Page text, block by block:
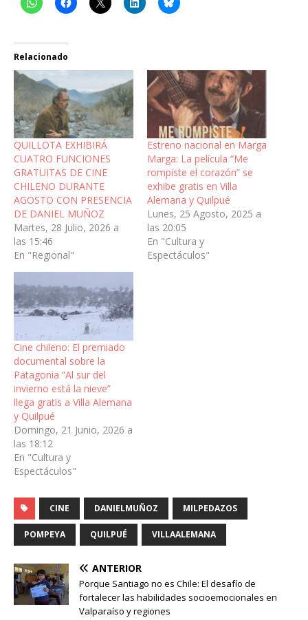
Relacionado
QUILLOTA EXHIBIRÁ
CUATRO FUNCIONES
GRATUITAS DE CINE
CHILENO DURANTE
AGOSTO CON PRESENCIA
DE DANIEL MUÑOZ
Martes, 28 Julio, 2026 a
las 15:46
En "Regional"
Estreno nacional en Marga
Marga: La película “Me
rompiste el corazón” se
exhibe gratis en Villa
Alemana y Quilpué
Lunes, 25 Agosto, 2025 a
las 20:05
En "Cultura y
Espectáculos"
Cine chileno: El premiado
documental sobre la
Patagonia “Al sur del
invierno está la nieve”
llega gratis a Villa Alemana
y Quilpué
Domingo, 21 Junio, 2026 a
las 18:12
En "Cultura y
Espectáculos"
CINE DANIELMUÑOZ MILPEDAZOS
POMPEYA QUILPUÉ VILLAALEMANA
ANTERIOR
Porque Santiago no es Chile: El desafío de
fortalecer las habilidades socioemocionales en
Valparaíso y regiones